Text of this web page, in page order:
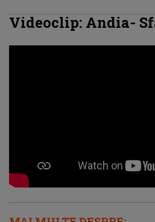
Videoclip: Andia-